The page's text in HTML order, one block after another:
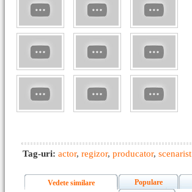
Tag-uri: actor, regizor, producator, scenarist
Vedete similare Populare